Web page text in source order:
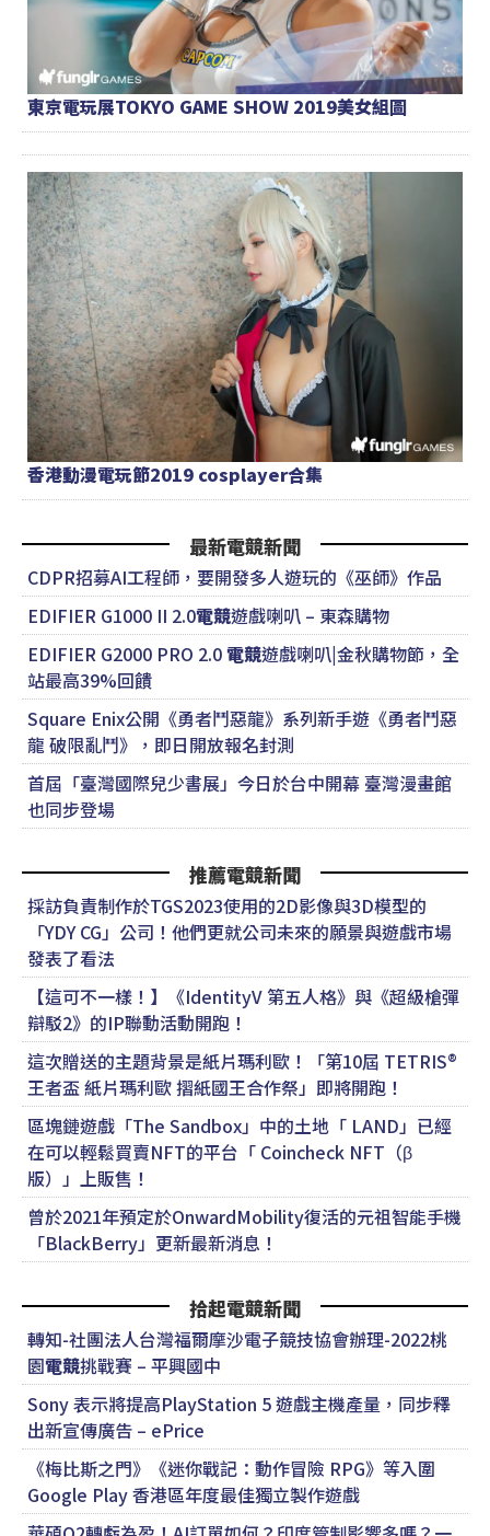
東京電玩展TOKYO GAME SHOW 2019美女組圖
香港動漫電玩節2019 cosplayer合集
最新電競新聞
CDPR招募AI工程師，要開發多人遊玩的《巫師》作品
EDIFIER G1000 II 2.0電競遊戲喇叭 – 東森購物
EDIFIER G2000 PRO 2.0電競遊戲喇叭|金秋購物節，全
站最高39%回饋
Square Enix公開《勇者鬥惡龍》系列新手遊《勇者鬥惡
龍 破限亂鬥》，即日開放報名封測
首屆「臺灣國際兒少書展」今日於台中開幕 臺灣漫畫館
也同步登場
推薦電競新聞
採訪負責制作於TGS2023使用的2D影像與3D模型的
「YDY CG」公司！他們更就公司未來的願景與遊戲市場
發表了看法
【這可不一樣！】《IdentityV 第五人格》與《超級槍彈
辯駁2》的IP聯動活動開跑！
這次贈送的主題背景是紙片瑪利歐！「第10屆 TETRIS®
王者盃 紙片瑪利歐 摺紙國王合作祭」即將開跑！
區塊鏈遊戲「The Sandbox」中的土地「 LAND」已經
在可以輕鬆買賣NFT的平台「 Coincheck NFT（β
版）」上販售！
曾於2021年預定於OnwardMobility復活的元祖智能手機
「BlackBerry」更新最新消息！
拾起電競新聞
轉知-社團法人台灣福爾摩沙電子競技協會辦理-2022桃
園電競挑戰賽 – 平興國中
Sony 表示將提高PlayStation 5 遊戲主機產量，同步釋
出新宣傳廣告 – ePrice
《梅比斯之門》《迷你戰記：動作冒險 RPG》等入圍
Google Play 香港區年度最佳獨立製作遊戲